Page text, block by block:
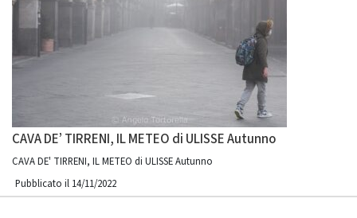
CAVA DE’ TIRRENI, IL METEO di ULISSE Autunno
CAVA DE' TIRRENI, IL METEO di ULISSE Autunno
Pubblicato il 14/11/2022